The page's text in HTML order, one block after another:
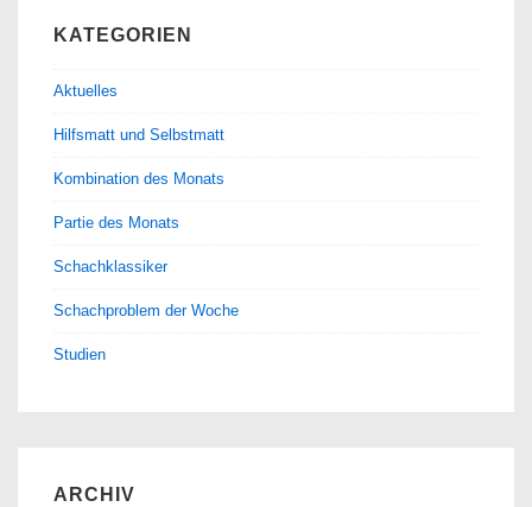
KATEGORIEN
Aktuelles
Hilfsmatt und Selbstmatt
Kombination des Monats
Partie des Monats
Schachklassiker
Schachproblem der Woche
Studien
ARCHIV